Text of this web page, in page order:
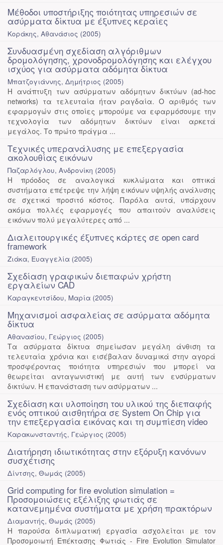
Μέθοδοι υποστήριξης ποιότητας υπηρεσιών σε
ασύρματα δίκτυα με έξυπνες κεραίες
Κοράκης, Αθανάσιος (2005)
Συνδυασμένη σχεδίαση αλγόριθμων
δρομολόγησης, χρονοδρομολόγησης και ελέγχου
ισχύος για ασύρματα αδόμητα δίκτυα
Μπατζογιάννης, Δημήτριος (2005)
Η ανάπτυξη των ασύρματων αδόμητων δικτύων (ad-hoc
networks) τα τελευταία ήταν ραγδαία. Ο αριθμός των
εφαρμογών στις οποίες μπορούμε να εφαρμόσουμε την
τεχνολογία των αδόμητων δικτύων είναι αρκετά
μεγάλος. Το πρώτο πράγμα ...
Τεχνικές υπερανάλυσης με επεξεργασία
ακολουθίας εικόνων
Παζαρλόγλου, Ανδρονίκη (2005)
Η πρόοδος σε αναλογικά κυκλώματα και οπτικά
συστήματα επέτρεψε την λήψη εικόνων υψηλής ανάλυσης
σε σχετικά προσιτό κόστος. Παρόλα αυτά, υπάρχουν
ακόμα πολλές εφαρμογές που απαιτούν αναλύσεις
εικόνων πολύ μεγαλύτερες από ...
Διαλειτουργικές έξυπνες κάρτες σε open card
framework
Ζιάκα, Ευαγγελία (2005)
Σχεδίαση γραφικών διεπαφών χρήστη
εργαλείων CAD
Καραγκεντσίδου, Μαρία (2005)
Μηχανισμοί ασφαλείας σε ασύρματα αδόμητα
δίκτυα
Αθανασίου, Γεώργιος (2005)
Τα ασύρματα δίκτυα σημείωσαν μεγάλη άνθιση τα
τελευταία χρόνια και εισέβαλαν δυναμικά στην αγορά
προσφέροντας ποιότητα υπηρεσιών που μπορεί να
θεωρείται ανταγωνιστική με αυτή των ενσύρματων
δικτύων. Η επανάσταση των ασύρματων ...
Σχεδίαση και υλοποίηση του υλικού της διεπαφής
ενός οπτικού αισθητήρα σε System On Chip για
την επεξεργασία εικόνας και τη συμπίεση video
Καρακωνσταντής, Γεώργιος (2005)
Διατήρηση ιδιωτικότητας στην εξόρυξη κανόνων
συσχέτισης
Δίντσης, Θωμάς (2005)
Grid computing for fire evolution simulation =
Προσομοιώσεις εξέλιξης φωτιάς σε
κατανεμημένα συστήματα με χρήση πρακτόρων
Διαμαντής, Θωμάς (2005)
Η παρούσα διπλωματική εργασία ασχολείται με τον
Προσομοιωτή Επέκτασης Φωτιάς - Fire Evolution Simulator